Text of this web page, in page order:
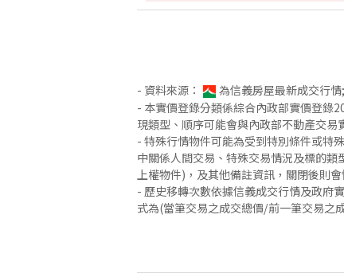
- 資料來源： 為信義房屋最新成交行情;
- 本實價登錄分類係綜合內政部實價登錄
現類型、順序可能會與內政部不動產交易
- 特殊行情物件可能為受到特別條件或特
中關係人間交易、特殊交易情況及標的
上權物件)，及其他備註資訊，關閉後則會
- 歷史移轉次數依據信義成交行情及政府
式為(當筆交易之成交總價/前一筆交易之